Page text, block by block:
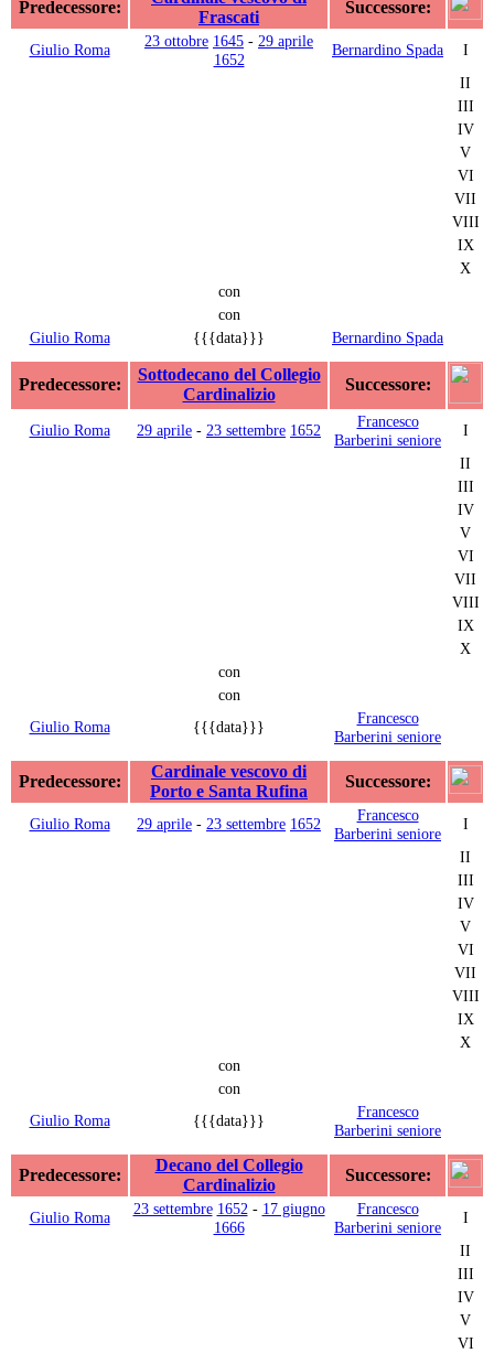
Predecessore:
Frascati
Successore:
Giulio Roma 23 ottobre 1645 - 29 aprile
1652
Bernardino Spada
I
II
III
IV
V
VI
VII
VIII
IX
X
con
con
Giulio Roma
{{{data}}} Bernardino Spada
Predecessore:
Sottodecano del Collegio
Cardinalizio
Successore:
Giulio Roma 29 aprile - 23 settembre 1652
Francesco
Barberini seniore
I
II
III
IV
V
VI
VII
VIII
IX
X
con
con
Giulio Roma
{{{data}}}
Francesco
Barberini seniore
Predecessore:
Cardinale vescovo di
Porto e Santa Rufina
Successore:
Giulio Roma 29 aprile - 23 settembre 1652
Francesco
Barberini seniore
I
II
III
IV
V
VI
VII
VIII
IX
X
con
con
Giulio Roma
{{{data}}}
Francesco
Barberini seniore
Predecessore:
Decano del Collegio
Cardinalizio
Successore:
Giulio Roma 23 settembre 1652 - 17 giugno
1666
Francesco
Barberini seniore
I
II
III
IV
V
VI